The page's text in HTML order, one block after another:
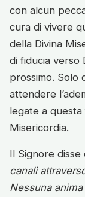
con alcun
cura di vivere
della Divina
di fiducia verso
prossimo. Solo
attendere
legate a
Misericordia.
Il Signore
canali
Nessuna